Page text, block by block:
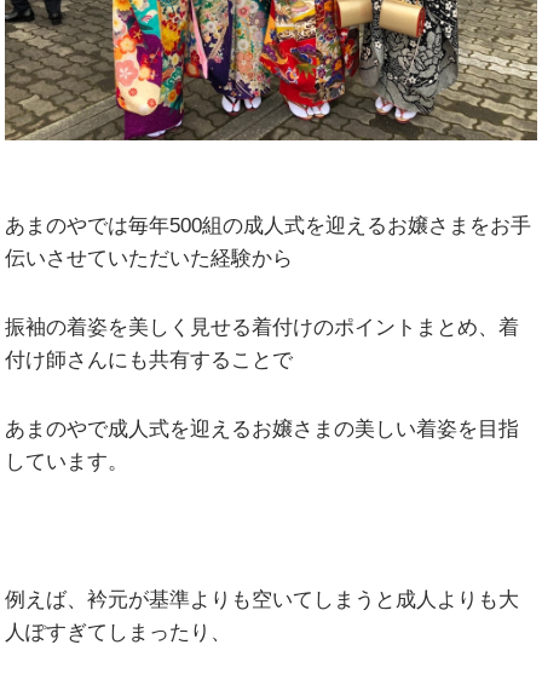
あまのやでは毎年500組の成人式を迎えるお嬢さまをお手
伝いさせていただいた経験から
振袖の着姿を美しく見せる着付けのポイントまとめ、着
付け師さんにも共有することで
あまのやで成人式を迎えるお嬢さまの美しい着姿を目指
しています。
例えば、衿元が基準よりも空いてしまうと成人よりも大
人ぽすぎてしまったり、